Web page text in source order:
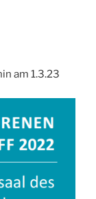
am 1.3.23